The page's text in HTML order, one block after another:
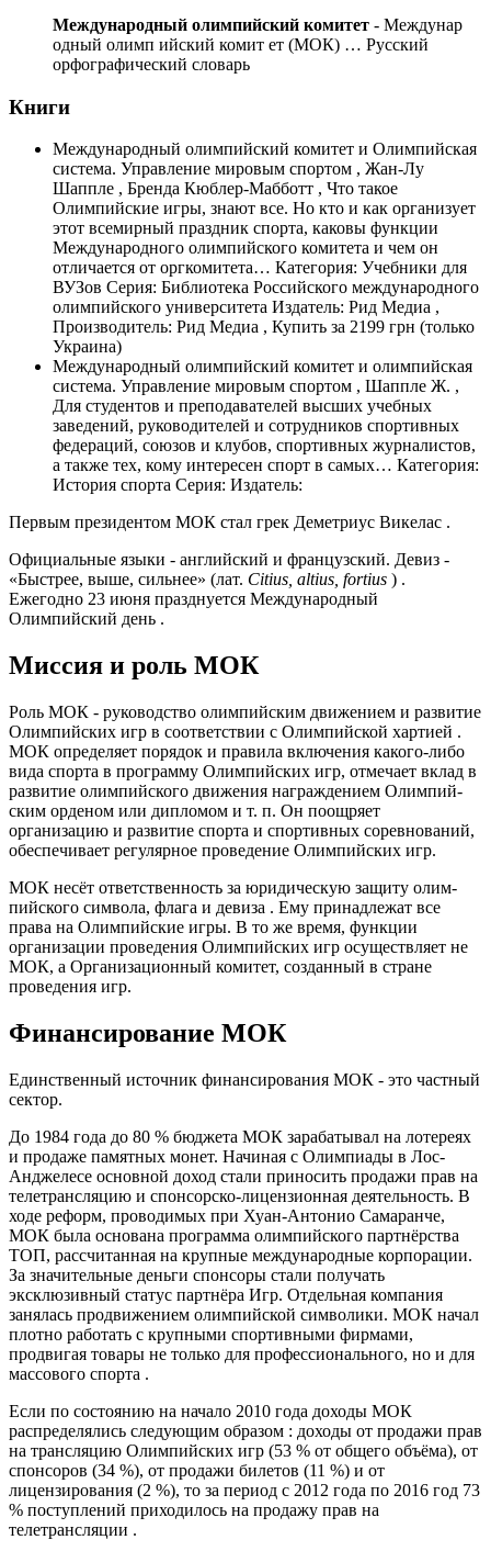
Международный олимпийский комитет - Междунар
одный олимп ийский комит ет (МОК) … Русский
орфографический словарь
Книги
Международный олимпийский комитет и Олимпийская
система. Управление мировым спортом , Жан-Лу
Шаппле , Бренда Кюблер-Мабботт , Что такое
Олимпийские игры, знают все. Но кто и как организует
этот всемирный праздник спорта, каковы функции
Международного олимпийского комитета и чем он
отличается от оргкомитета… Категория: Учебники для
ВУЗов Серия: Библиотека Российского международного
олимпийского университета Издатель: Рид Медиа ,
Производитель: Рид Медиа , Купить за 2199 грн (только
Украина)
Международный олимпийский комитет и олимпийская
система. Управление мировым спортом , Шаппле Ж. ,
Для студентов и преподавателей высших учебных
заведений, руководителей и сотрудников спортивных
федераций, союзов и клубов, спортивных журналистов,
а также тех, кому интересен спорт в самых… Категория:
История спорта Серия: Издатель:
Первым президентом МОК стал грек Деметриус Викелас .
Официальные язы­ки - английский и французский. Де­ви­з -
«Бы­ст­рее, вы­ше, силь­нее» (лат. Citius, altius, fortius ) .
Ежегодно 23 июня празднуется Международный
Олимпийский день .
Миссия и роль МОК
Роль МОК - руководство олимпийским движением и развитие
Олимпийских игр в соответствии с Олимпийской хартией .
МОК оп­ре­де­ля­ет по­ря­док и пра­ви­ла вклю­че­ния какого-либо
ви­да спор­та в про­грам­му Олим­пий­ских игр, от­ме­ча­ет вклад в
раз­ви­тие олим­пий­ско­го дви­же­ния на­гра­ж­де­ни­ем Олим­пий­
ским ор­де­ном или ди­пло­мом и т. п. Он поощряет
организацию и развитие спорта и спортивных соревнований,
обеспечивает регулярное проведение Олимпийских игр.
МОК не­сёт от­вет­ст­вен­ность за юри­дическую за­щи­ту олим­
пий­ско­го сим­во­ла, фла­га и де­ви­за . Ему принадлежат все
права на Олимпийские игры. В то же время, функции
организации проведения Олимпийских игр осуществляет не
МОК, а Организационный комитет, созданный в стране
проведения игр.
Финансирование МОК
Единственный источник финансирования МОК - это частный
сектор.
До 1984 года до 80 % бюджета МОК зарабатывал на лотереях
и продаже памятных монет. Начиная с Олимпиады в Лос-
Анджелесе основной доход стали приносить продажи прав на
телетрансляцию и спонсорско-лицензионная деятельность. В
ходе реформ, проводимых при Хуан-Антонио Самаранче,
МОК была основана программа олимпийского партнёрства
TOП, рассчитанная на крупные международные корпорации.
За значительные деньги спонсоры стали получать
эксклюзивный статус партнёра Игр. Отдельная компания
занялась продвижением олимпийской символики. МОК начал
плотно работать с крупными спортивными фирмами,
продвигая товары не только для профессионального, но и для
массового спорта .
Если по состоянию на начало 2010 года доходы МОК
распределялись следующим образом : доходы от продажи прав
на трансляцию Олимпийских игр (53 % от общего объёма), от
спонсоров (34 %), от продажи билетов (11 %) и от
лицензирования (2 %), то за период с 2012 года по 2016 год 73
% поступлений приходилось на продажу прав на
телетрансляции .